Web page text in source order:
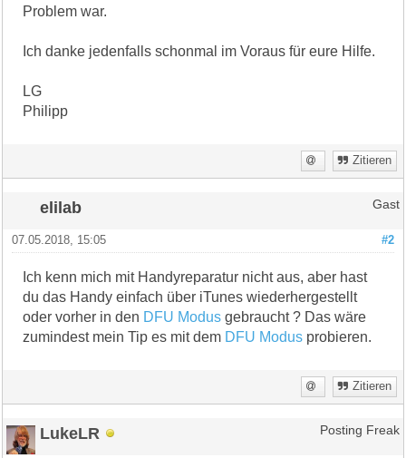
Problem war.
Ich danke jedenfalls schonmal im Voraus für eure Hilfe.
LG
Philipp
Zitieren
elilab Gast
#2
07.05.2018, 15:05
Ich kenn mich mit Handyreparatur nicht aus, aber hast
du das Handy einfach über iTunes wiederhergestellt
oder vorher in den DFU Modus gebraucht ? Das wäre
zumindest mein Tip es mit dem DFU Modus probieren.
Zitieren
LukeLR Posting Freak